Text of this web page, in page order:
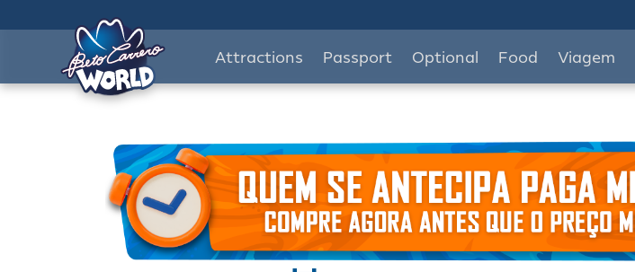
Attractions Passport Optional Food Viagem